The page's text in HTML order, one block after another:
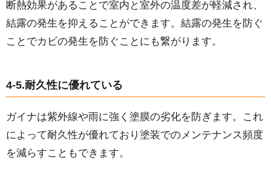
断熱効果があることで室内と室外の温度差が軽減され、
結露の発生を抑えることができます。結露の発生を防ぐ
ことでカビの発生を防ぐことにも繋がります。
4-5.耐久性に優れている
ガイナは紫外線や雨に強く塗膜の劣化を防ぎます。これ
によって耐久性が優れており塗装でのメンテナンス頻度
を減らすこともできます。